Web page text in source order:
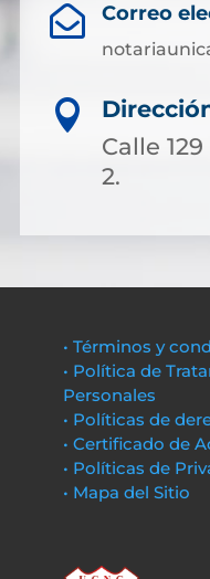
 Correo

Calle
2.
• Términos y
• Política de
Personales
• Políticas de
• Certificado de
• Políticas de
• Mapa del Sitio